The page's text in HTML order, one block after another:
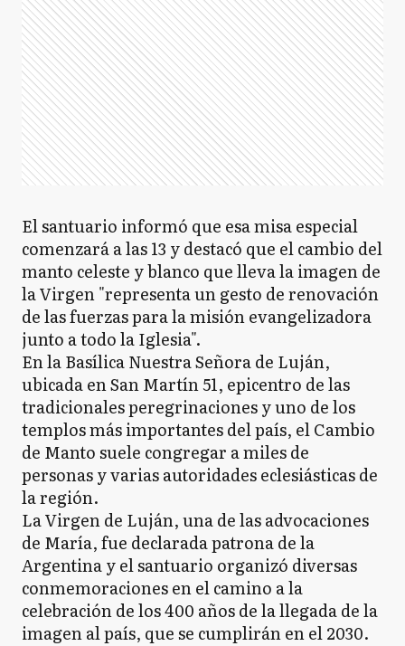
El santuario informó que esa misa especial
comenzará a las 13 y destacó que el cambio del
manto celeste y blanco que lleva la imagen de
la Virgen "representa un gesto de renovación
de las fuerzas para la misión evangelizadora
junto a todo la Iglesia".
En la Basílica Nuestra Señora de Luján,
ubicada en San Martín 51, epicentro de las
tradicionales peregrinaciones y uno de los
templos más importantes del país, el Cambio
de Manto suele congregar a miles de
personas y varias autoridades eclesiásticas de
la región.
La Virgen de Luján, una de las advocaciones
de María, fue declarada patrona de la
Argentina y el santuario organizó diversas
conmemoraciones en el camino a la
celebración de los 400 años de la llegada de la
imagen al país, que se cumplirán en el 2030.